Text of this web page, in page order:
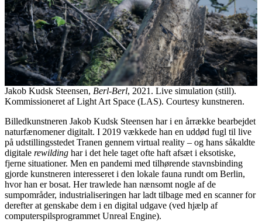
Jakob Kudsk Steensen, Berl-Berl, 2021. Live simulation (still).
Kommissioneret af Light Art Space (LAS). Courtesy kunstneren.
Billedkunstneren Jakob Kudsk Steensen har i en årrække bearbejdet
naturfænomener digitalt. I 2019 vækkede han en uddød fugl til live
på udstillingsstedet Tranen gennem virtual reality – og hans såkaldte
digitale rewilding har i det hele taget ofte haft afsæt i eksotiske,
fjerne situationer. Men en pandemi med tilhørende stavnsbinding
gjorde kunstneren interesseret i den lokale fauna rundt om Berlin,
hvor han er bosat. Her trawlede han nænsomt nogle af de
sumpområder, industrialiseringen har ladt tilbage med en scanner for
derefter at genskabe dem i en digital udgave (ved hjælp af
computerspilsprogrammet Unreal Engine).